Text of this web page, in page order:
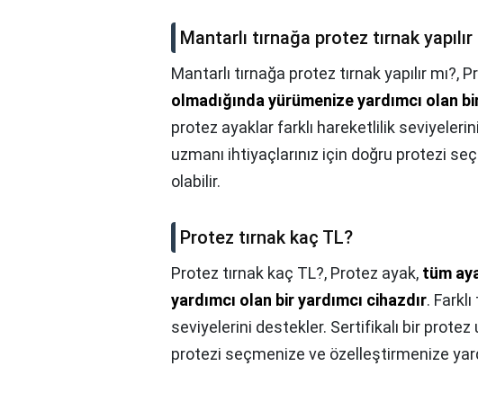
Mantarlı tırnağa protez tırnak yapılır
Mantarlı tırnağa protez tırnak yapılır mı?,
olmadığında yürümenize yardımcı olan
protez ayaklar farklı hareketlilik
uzmanı ihtiyaçlarınız için doğru protezi
olabilir.
Protez tırnak kaç TL?
Protez tırnak kaç TL?, Protez ayak, tüm
yardımcı olan bir yardımcı cihazdır.
seviyelerini destekler. Sertifikalı bir protez
protezi seçmenize ve özelleştirmenize